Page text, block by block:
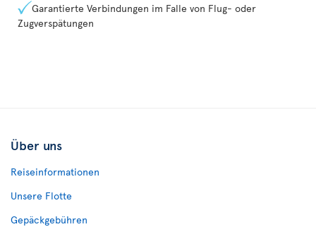
Garantierte Verbindungen im Falle von Flug- oder
Zugverspätungen
Über uns
Reiseinformationen
Unsere Flotte
Gepäckgebühren